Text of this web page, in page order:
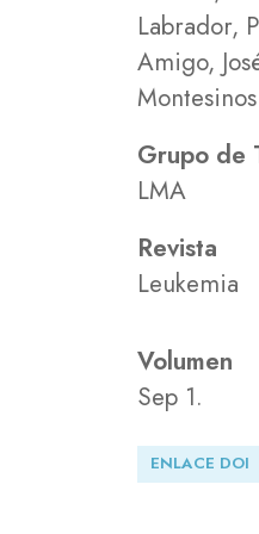
Labrador,
Amigo,
Grupo de
LMA
Revista
Leukemia
Volumen
Sep 1.
ENLACE DOI